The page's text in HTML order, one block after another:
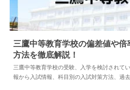
中学情報
三鷹中等教育学校の偏差値や
方法を徹底解説！
三鷹中等教育学校の受験、入学を検討されて
報から入試情報、科目別の入試対策方法、過